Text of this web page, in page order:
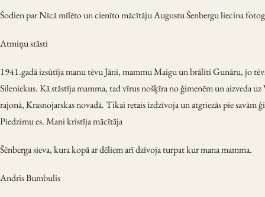
Šodien par Nīcā mīlēto un cienīto mācītāju Augustu Šenbergu liecina
Atmiņu stāsti
1941.gadā izsūtīja manu tēvu Jāni, mammu Maigu un brālīti Gunāru, jo
Sileniekus. Kā stāstīja mamma, tad vīrus nošķīra no ģimenēm un aizveda
rajonā, Krasnojarskas novadā. Tikai retais izdzīvoja un atgriezās pie
Piedzimu es. Mani kristīja mācītāja
Šēnberga sieva, kura kopā ar dēliem arī dzīvoja turpat kur mana mamma.
Andris Bumbulis